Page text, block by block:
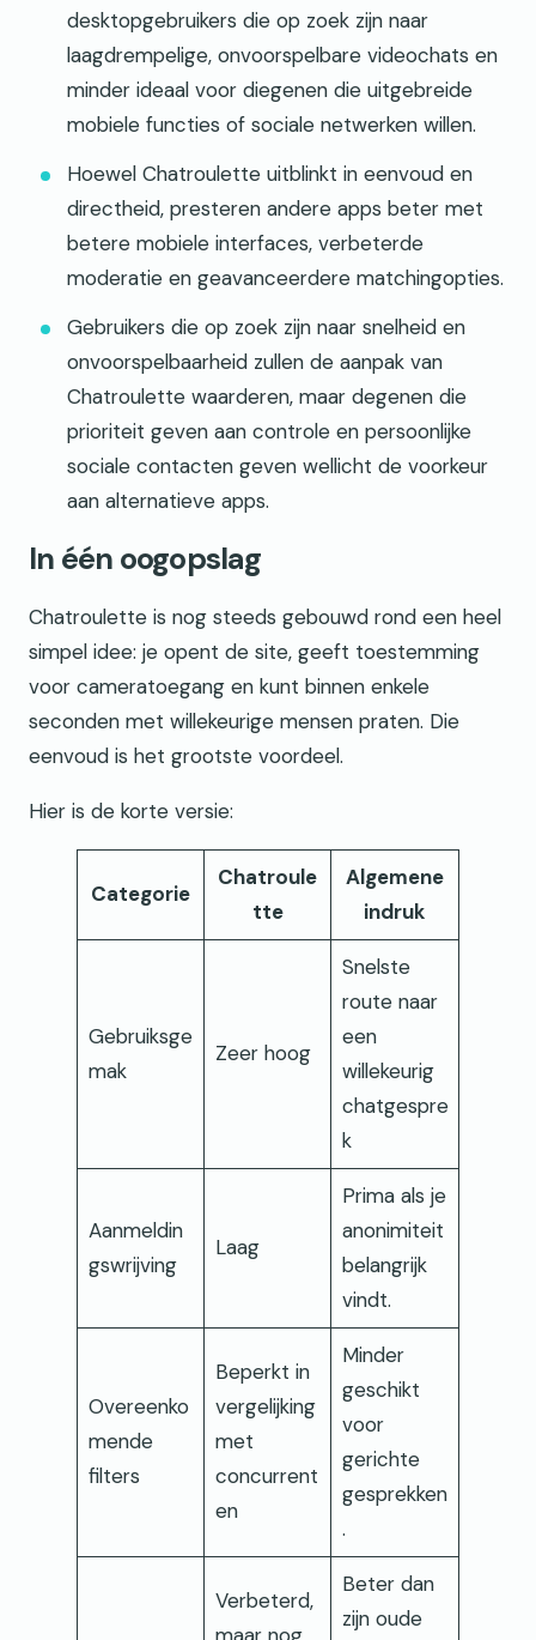
desktopgebruikers die op zoek zijn naar
laagdrempelige, onvoorspelbare videochats en
minder ideaal voor diegenen die uitgebreide
mobiele functies of sociale netwerken willen.
Hoewel Chatroulette uitblinkt in eenvoud en
directheid, presteren andere apps beter met
betere mobiele interfaces, verbeterde
moderatie en geavanceerdere matchingopties.
Gebruikers die op zoek zijn naar snelheid en
onvoorspelbaarheid zullen de aanpak van
Chatroulette waarderen, maar degenen die
prioriteit geven aan controle en persoonlijke
sociale contacten geven wellicht de voorkeur
aan alternatieve apps.
In één oogopslag
Chatroulette is nog steeds gebouwd rond een heel
simpel idee: je opent de site, geeft toestemming
voor cameratoegang en kunt binnen enkele
seconden met willekeurige mensen praten. Die
eenvoud is het grootste voordeel.
Hier is de korte versie:
Categorie
Chatroule
tte
Algemene
indruk
Gebruiksge
mak
Zeer hoog
Snelste
route naar
een
willekeurig
chatgespre
k
Aanmeldin
gswrijving
Laag
Prima als je
anonimiteit
belangrijk
vindt.
Overeenko
mende
filters
Beperkt in
vergelijking
met
concurrent
en
Minder
geschikt
voor
gerichte
gesprekken
.
Verbeterd,
Beter dan
zijn oude